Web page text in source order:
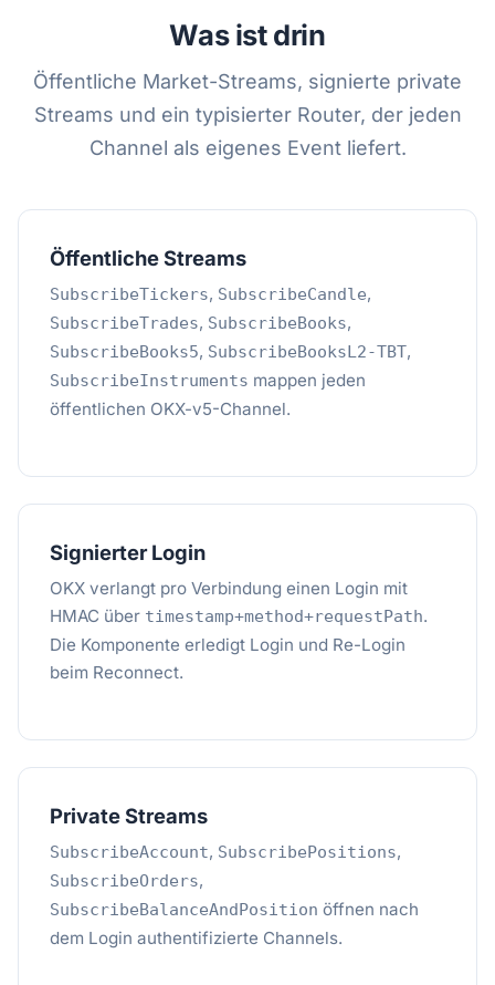
Was ist drin
Öffentliche Market-Streams, signierte private
Streams und ein typisierter Router, der jeden
Channel als eigenes Event liefert.
Öffentliche Streams
SubscribeTickers, SubscribeCandle,
SubscribeTrades, SubscribeBooks,
SubscribeBooks5, SubscribeBooksL2-TBT,
SubscribeInstruments mappen jeden
öffentlichen OKX-v5-Channel.
Signierter Login
OKX verlangt pro Verbindung einen Login mit
HMAC über timestamp+method+requestPath.
Die Komponente erledigt Login und Re-Login
beim Reconnect.
Private Streams
SubscribeAccount, SubscribePositions,
SubscribeOrders,
SubscribeBalanceAndPosition öffnen nach
dem Login authentifizierte Channels.